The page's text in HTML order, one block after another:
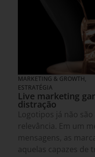
MARKETING & GROWTH,
ESTRATÉGIA
Live marketing
distração
Logotipos já não
relevância. Em um
mensagens, as
aquelas capazes de